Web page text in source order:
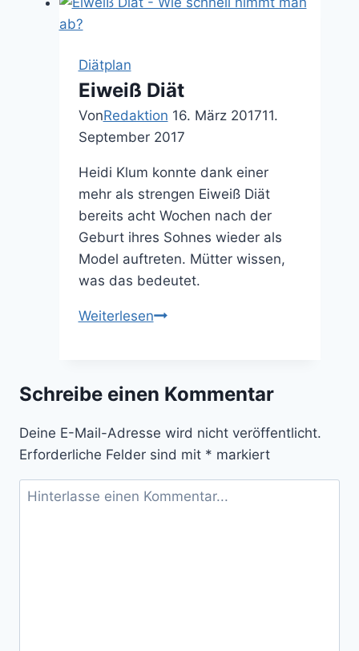
Diätplan
Eiweiß Diät
VonRedaktion 16. März 201711.
September 2017
Heidi Klum konnte dank einer
mehr als strengen Eiweiß Diät
bereits acht Wochen nach der
Geburt ihres Sohnes wieder als
Model auftreten. Mütter wissen,
was das bedeutet.
WeiterlesenEiweiß
Schreibe einen Kommentar
Deine E-Mail-Adresse wird nicht veröffentlicht.
Erforderliche Felder sind mit * markiert